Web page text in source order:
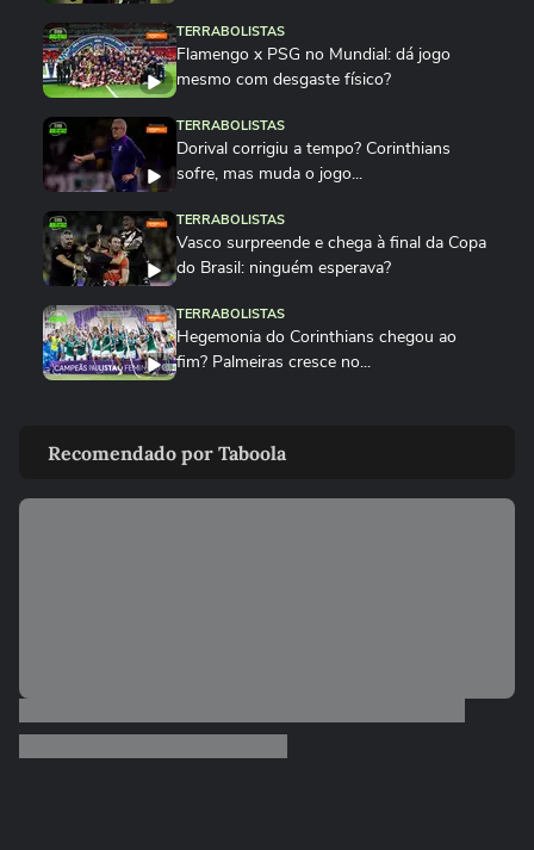
TERRABOLISTAS
Flamengo x PSG no Mundial: dá jogo
mesmo com desgaste físico?
TERRABOLISTAS
Dorival corrigiu a tempo? Corinthians
sofre, mas muda o jogo...
TERRABOLISTAS
Vasco surpreende e chega à final da Copa
do Brasil: ninguém esperava?
TERRABOLISTAS
Hegemonia do Corinthians chegou ao
fim? Palmeiras cresce no...
TERRABOLISTAS
Brasileiro
Recomendado por Taboola